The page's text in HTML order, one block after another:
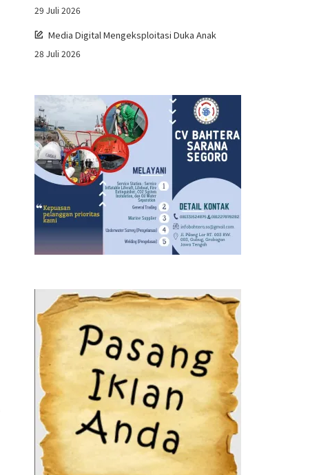
29 Juli 2026
Media Digital Mengeksploitasi Duka Anak
28 Juli 2026